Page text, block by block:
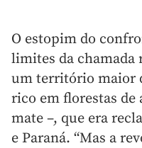
O estopim do
limites da chamada
um território maior
rico em florestas de
mate –, que era
e Paraná. “Mas a